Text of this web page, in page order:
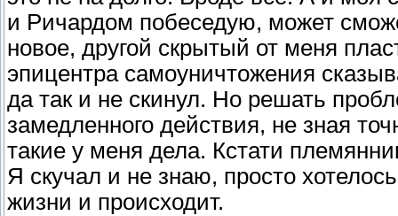
и Ричардом побеседую, может
новое, другой скрытый от меня
эпицентра самоуничтожения
да так и не скинул. Но решать
замедленного действия, не зная
такие у меня дела. Кстати
Я скучал и не знаю, просто
жизни и происходит.